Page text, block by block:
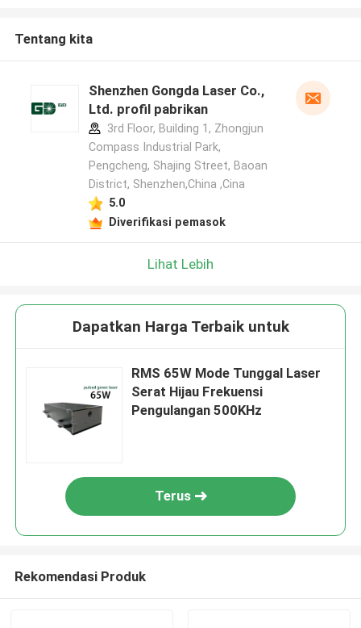
Tentang kita
Shenzhen Gongda Laser Co.,
Ltd. profil pabrikan
3rd Floor, Building 1, Zhongjun
Compass Industrial Park,
Pengcheng, Shajing Street, Baoan
District, Shenzhen,China ,Cina
5.0
Diverifikasi pemasok
Lihat Lebih
Dapatkan Harga Terbaik untuk
RMS 65W Mode Tunggal Laser
Serat Hijau Frekuensi
Pengulangan 500KHz
Terus
Rekomendasi Produk